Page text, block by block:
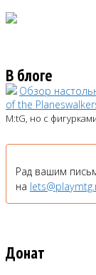
В блоге
Обзор
of the
M:tG, но с
Рад вашим
на
Донат